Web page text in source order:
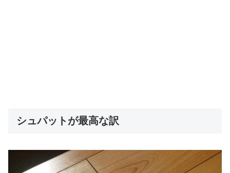
シュパットが最高な訳